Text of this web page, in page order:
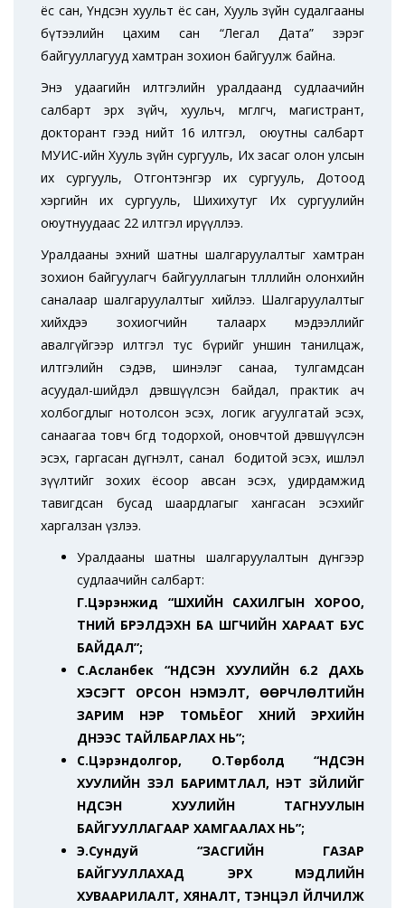
ёс сан, Үндсэн хуульт ёс сан, Хууль зүйн судалгааны
бүтээлийн цахим сан “Легал Дата” зэрэг
байгууллагууд хамтран зохион байгуулж байна.
Энэ удаагийн илтгэлийн уралдаанд судлаачийн
салбарт эрх зүйч, хуульч, өмгөөлөгч, магистрант,
докторант гээд нийт 16 илтгэл, оюутны салбарт
МУИС-ийн Хууль зүйн сургууль, Их засаг олон улсын
их сургууль, Отгонтэнгэр их сургууль, Дотоод
хэргийн их сургууль, Шихихутуг Их сургуулийн
оюутнуудаас 22 илтгэл ирүүллээ.
Уралдааны эхний шатны шалгаруулалтыг хамтран
зохион байгуулагч байгууллагын төлөөллийн олонхийн
саналаар шалгаруулалтыг хийлээ. Шалгаруулалтыг
хийхдээ зохиогчийн талаарх мэдээллийг
авалгүйгээр илтгэл тус бүрийг уншин танилцаж,
илтгэлийн сэдэв, шинэлэг санаа, тулгамдсан
асуудал-шийдэл дэвшүүлсэн байдал, практик ач
холбогдлыг нотолсон эсэх, логик агуулгатай эсэх,
санаагаа товч бөгөөд тодорхой, оновчтой дэвшүүлсэн
эсэх, гаргасан дүгнэлт, санал бодитой эсэх, ишлэл
зүүлтийг зохих ёсоор авсан эсэх, удирдамжид
тавигдсан бусад шаардлагыг хангасан эсэхийг
харгалзан үзлээ.
Уралдааны шатны шалгаруулалтын дүнгээр
судлаачийн салбарт:
Г.Цэрэнжид “ШҮҮХИЙН САХИЛГЫН ХОРОО,
ТҮҮНИЙ БҮРЭЛДЭХҮҮН БА ШҮҮГЧИЙН ХАРААТ БУС
БАЙДАЛ”;
С.Асланбек “ҮНДСЭН ХУУЛИЙН 6.2 ДАХЬ
ХЭСЭГТ ОРСОН НЭМЭЛТ, ӨӨРЧЛӨЛТИЙН
ЗАРИМ НЭР ТОМЬЁОГ ХҮНИЙ ЭРХИЙН
ҮҮДНЭЭС ТАЙЛБАРЛАХ НЬ”;
С.Цэрэндолгор, О.Төрболд “ҮНДСЭН
ХУУЛИЙН ҮЗЭЛ БАРИМТЛАЛ, ҮНЭТ ЗҮЙЛИЙГ
ҮНДСЭН ХУУЛИЙН ТАГНУУЛЫН
БАЙГУУЛЛАГААР ХАМГААЛАХ НЬ”;
Э.Сундуй “ЗАСГИЙН ГАЗАР
БАЙГУУЛЛАХАД ЭРХ МЭДЛИЙН
ХУВААРИЛАЛТ, ХЯНАЛТ, ТЭНЦЭЛ ҮЙЛЧИЛЖ